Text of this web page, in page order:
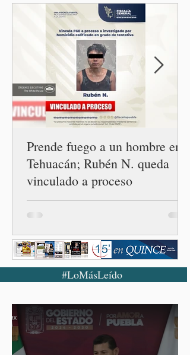
luego del incremento de
casos registrado en Estados
Unidos. Durante la
conferencia matutina en
Palacio Nacional, el
funcionario informó que en
el país únicamente se han
confirmado 33 casos de esta
enferme
Prende fuego a un hombre en
Tehuacán; Rubén N. queda
vinculado a proceso
#LoMásLeído